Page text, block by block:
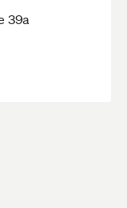
39a